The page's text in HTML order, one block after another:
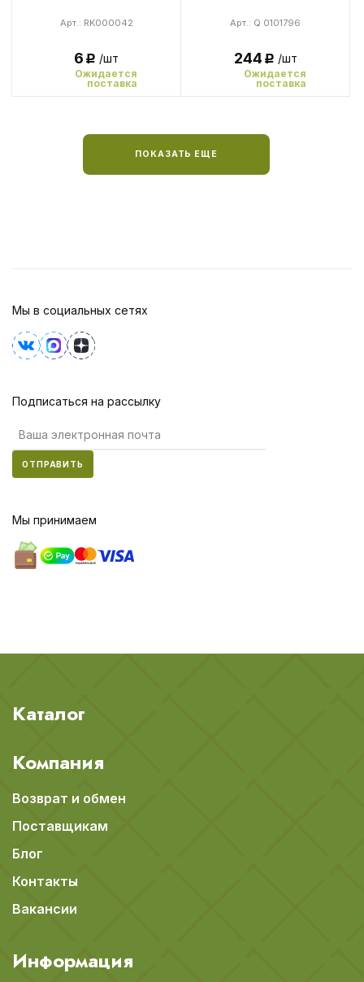
Арт.: RK000042
6Р /шт
Ожидается
поставка
Арт.: Q 0101796
244Р /шт
Ожидается
поставка
ПОКАЗАТЬ ЕЩЕ
Мы в социальных сетях
Подписаться на рассылку
ОТПРАВИТЬ
Мы принимаем
Каталог
Компания
Возврат и обмен
Поставщикам
Блог
Контакты
Вакансии
Информация